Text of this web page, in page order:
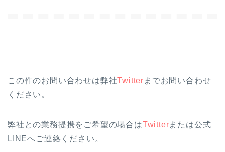
この件のお問い合わせは弊社Twitter までお問い合わせ
ください。
弊社との業務提携をご希望の場合はTwitterまたは公式
LINEへご連絡ください。